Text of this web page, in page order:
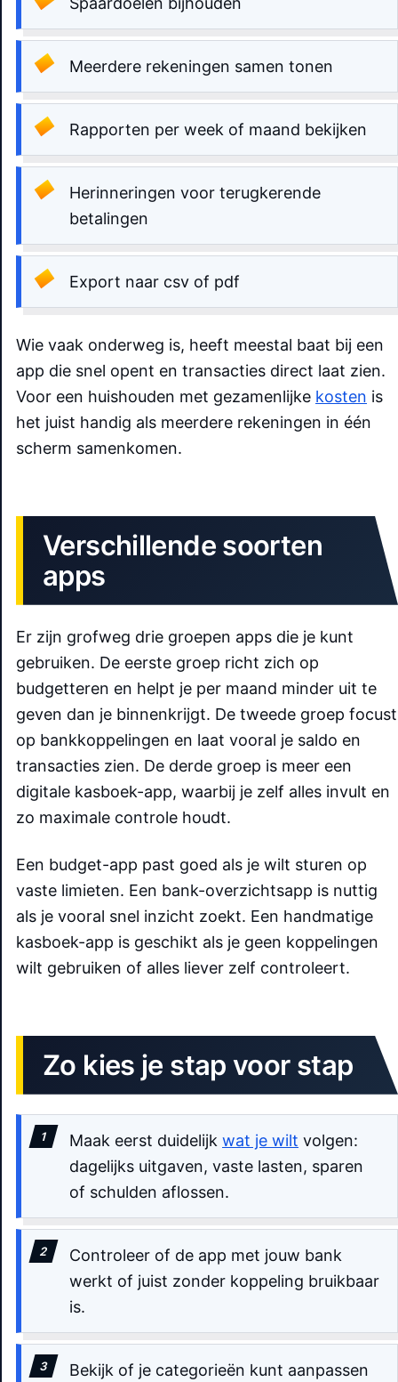
Meerdere rekeningen samen tonen
Rapporten per week of maand bekijken
Herinneringen voor terugkerende
betalingen
Export naar csv of pdf
Wie vaak onderweg is, heeft meestal baat bij een
app die snel opent en transacties direct laat zien.
Voor een huishouden met gezamenlijke kosten is
het juist handig als meerdere rekeningen in één
scherm samenkomen.
Verschillende soorten
apps
Er zijn grofweg drie groepen apps die je kunt
gebruiken. De eerste groep richt zich op
budgetteren en helpt je per maand minder uit te
geven dan je binnenkrijgt. De tweede groep focust
op bankkoppelingen en laat vooral je saldo en
transacties zien. De derde groep is meer een
digitale kasboek-app, waarbij je zelf alles invult en
zo maximale controle houdt.
Een budget-app past goed als je wilt sturen op
vaste limieten. Een bank-overzichtsapp is nuttig
als je vooral snel inzicht zoekt. Een handmatige
kasboek-app is geschikt als je geen koppelingen
wilt gebruiken of alles liever zelf controleert.
Zo kies je stap voor stap
Maak eerst duidelijk wat je wilt volgen:
dagelijks uitgaven, vaste lasten, sparen
of schulden aflossen.
Controleer of de app met jouw bank
werkt of juist zonder koppeling bruikbaar
is.
Bekijk of je categorieën kunt aanpassen